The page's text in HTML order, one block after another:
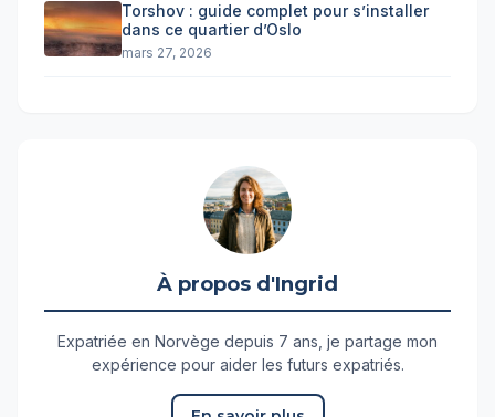
Torshov : guide complet pour s’installer
dans ce quartier d’Oslo
mars 27, 2026
À propos d'Ingrid
Expatriée en Norvège depuis 7 ans, je partage mon
expérience pour aider les futurs expatriés.